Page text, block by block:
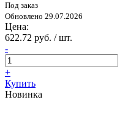
Под заказ
Обновлено 29.07.2026
Цена:
622.72 руб. / шт.
-
+
Купить
Новинка